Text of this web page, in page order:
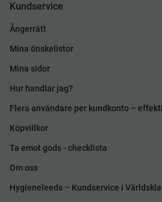
Kundservice
Ångerrätt
Mina önskelistor
Mina sidor
Hur handlar jag?
Flera användare per kundkonto –
Köpvillkor
Ta emot gods - checklista
Om oss
Hygieneleeds – Kundservice i